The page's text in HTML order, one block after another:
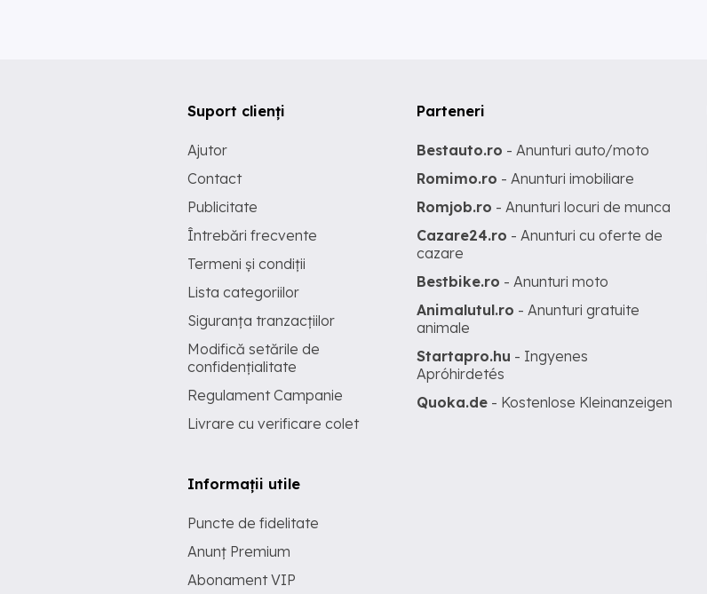
Suport clienți
Ajutor
Contact
Publicitate
Întrebări frecvente
Termeni și condiții
Lista categoriilor
Siguranța tranzacțiilor
Modifică setările de
confidențialitate
Regulament Campanie
Livrare cu verificare colet
Informații utile
Puncte de fidelitate
Anunț Premium
Abonament VIP
Parteneri
Bestauto.ro - Anunturi auto/moto
Romimo.ro - Anunturi imobiliare
Romjob.ro - Anunturi locuri de munca
Cazare24.ro - Anunturi cu oferte de
cazare
Bestbike.ro - Anunturi moto
Animalutul.ro - Anunturi gratuite
animale
Startapro.hu - Ingyenes
Apróhirdetés
Quoka.de - Kostenlose Kleinanzeigen